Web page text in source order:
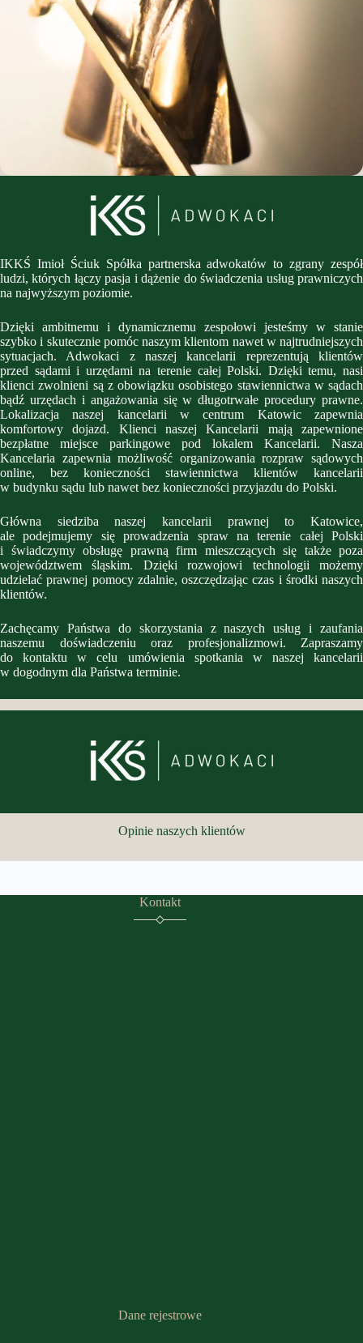
IKKŚ Imioł Ściuk Spółka partnerska adwokatów to zgrany zespół
ludzi, których łączy pasja i dążenie do świadczenia usług prawniczych
na najwyższym poziomie.
Dzięki ambitnemu i dynamicznemu zespołowi jesteśmy w stanie
szybko i skutecznie pomóc naszym klientom nawet w najtrudniejszych
sytuacjach. Adwokaci z naszej kancelarii reprezentują klientów
przed sądami i urzędami na terenie całej Polski. Dzięki temu, nasi
klienci zwolnieni są z obowiązku osobistego stawiennictwa w sądach
bądź urzędach i angażowania się w długotrwałe procedury prawne.
Lokalizacja naszej kancelarii w centrum Katowic zapewnia
komfortowy dojazd. Klienci naszej Kancelarii mają zapewnione
bezpłatne miejsce parkingowe pod lokalem Kancelarii. Nasza
Kancelaria zapewnia możliwość organizowania rozpraw sądowych
online, bez konieczności stawiennictwa klientów kancelarii
w budynku sądu lub nawet bez konieczności przyjazdu do Polski.
Główna siedziba naszej kancelarii prawnej to Katowice,
ale podejmujemy się prowadzenia spraw na terenie całej Polski
i świadczymy obsługę prawną firm mieszczących się także poza
województwem śląskim. Dzięki rozwojowi technologii możemy
udzielać prawnej pomocy zdalnie, oszczędzając czas i środki naszych
klientów.
Zachęcamy Państwa do skorzystania z naszych usług i zaufania
naszemu doświadczeniu oraz profesjonalizmowi. Zapraszamy
do kontaktu w celu umówienia spotkania w naszej kancelarii
w dogodnym dla Państwa terminie.
Opinie naszych klientów
Kontakt
Dane rejestrowe